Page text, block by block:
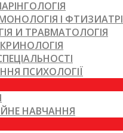
І
И ТРАВМАТОЛОГІЯ
ПСИХОЛОГІЇ
НАВЧАННЯ